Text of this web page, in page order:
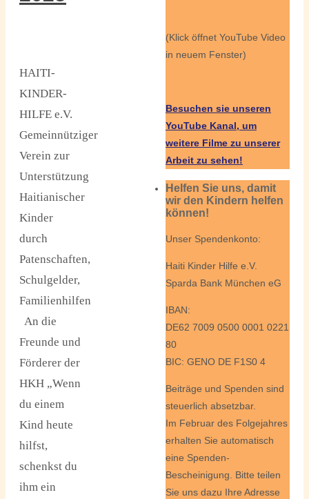
HAITI-
KINDER-
HILFE e.V.
Gemeinnütziger
Verein zur
Unterstützung
Haitianischer
Kinder
durch
Patenschaften,
Schulgelder,
Familienhilfen
An die
Freunde und
Förderer der
HKH „Wenn
du einem
Kind heute
hilfst,
schenkst du
ihm ein
(Klick öffnet YouTube Video
in neuem Fenster)
Besuchen sie unseren
YouTube Kanal, um
weitere Filme zu unserer
Arbeit zu sehen!
Helfen Sie uns, damit
wir den Kindern helfen
können!
Unser Spendenkonto:
Haiti Kinder Hilfe e.V.
Sparda Bank München eG
IBAN:
DE62 7009 0500 0001 0221
80
BIC: GENO DE F1S0 4
Beiträge und Spenden sind
steuerlich absetzbar.
Im Februar des Folgejahres
erhalten Sie automatisch
eine Spenden-
Bescheinigung. Bitte teilen
Sie uns dazu Ihre Adresse